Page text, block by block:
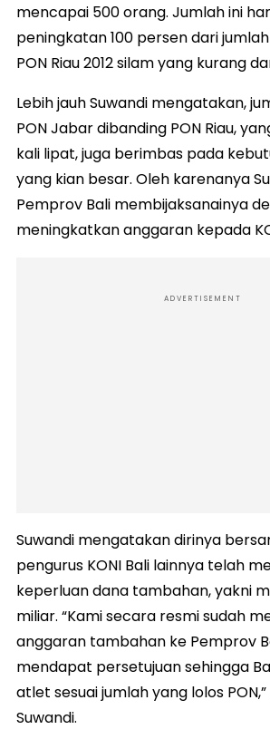
mencapai 500 orang. Jumlah ini
peningkatan 100 persen dari
PON Riau 2012 silam yang kurang
Lebih jauh Suwandi mengatakan,
PON Jabar dibanding PON Riau,
kali lipat, juga berimbas pada
yang kian besar. Oleh karenanya
Pemprov Bali membijaksanainya
meningkatkan anggaran kepada
ADVERTISEMENT
Suwandi mengatakan dirinya
pengurus KONI Bali lainnya telah
keperluan dana tambahan, yakni
miliar. “Kami secara resmi sudah
anggaran tambahan ke Pemprov
mendapat persetujuan sehingga
atlet sesuai jumlah yang lolos
Suwandi.